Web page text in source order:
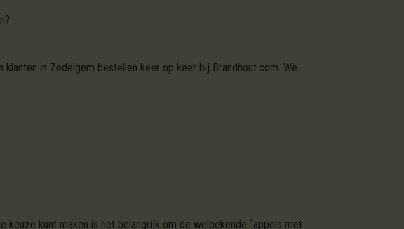
in Zedelgem bestellen keer op keer bij Brandhout.com. We
keuze kunt maken is het belangrijk om de welbekende “appels met